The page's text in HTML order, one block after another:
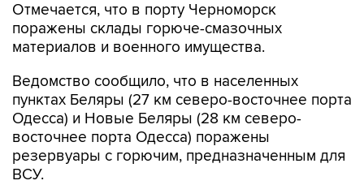
Отмечается, что в порту Черноморск
поражены склады горюче-смазочных
материалов и военного имущества.
Ведомство сообщило, что в населенных
пунктах Беляры (27 км северо-восточнее порта
Одесса) и Новые Беляры (28 км северо-
восточнее порта Одесса) поражены
резервуары с горючим, предназначенным для
ВСУ.